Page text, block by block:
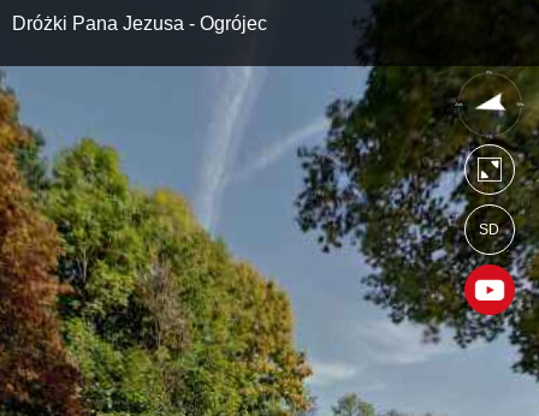
https://kalwaria.wkraj.pl
Dróżki Pana Jezusa - Ogrójec
SD